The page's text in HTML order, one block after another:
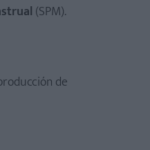
(SPM).
de